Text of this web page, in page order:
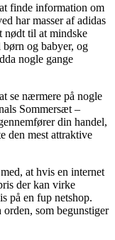
finde information om
har masser af adidas
nødt til at mindske
og babyer, og
nogle gange
se nærmere på nogle
Sommersæt –
din handel,
den mest attraktive
at hvis en internet
der kan virke
på en fup netshop.
som begunstiger